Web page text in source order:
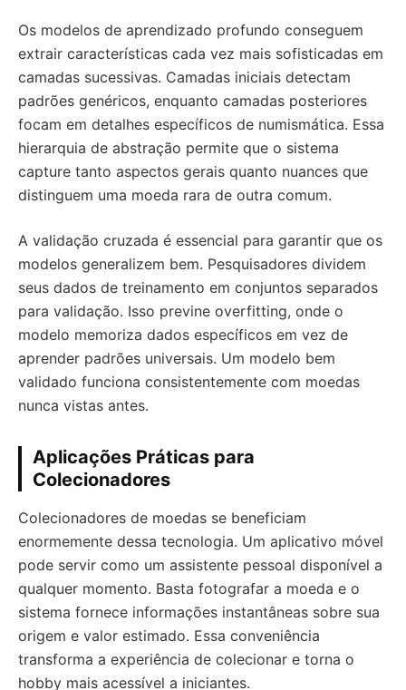
Os modelos de aprendizado profundo conseguem
extrair características cada vez mais sofisticadas em
camadas sucessivas. Camadas iniciais detectam
padrões genéricos, enquanto camadas posteriores
focam em detalhes específicos de numismática. Essa
hierarquia de abstração permite que o sistema
capture tanto aspectos gerais quanto nuances que
distinguem uma moeda rara de outra comum.
A validação cruzada é essencial para garantir que os
modelos generalizem bem. Pesquisadores dividem
seus dados de treinamento em conjuntos separados
para validação. Isso previne overfitting, onde o
modelo memoriza dados específicos em vez de
aprender padrões universais. Um modelo bem
validado funciona consistentemente com moedas
nunca vistas antes.
Aplicações Práticas para
Colecionadores
Colecionadores de moedas se beneficiam
enormemente dessa tecnologia. Um aplicativo móvel
pode servir como um assistente pessoal disponível a
qualquer momento. Basta fotografar a moeda e o
sistema fornece informações instantâneas sobre sua
origem e valor estimado. Essa conveniência
transforma a experiência de colecionar e torna o
hobby mais acessível a iniciantes.